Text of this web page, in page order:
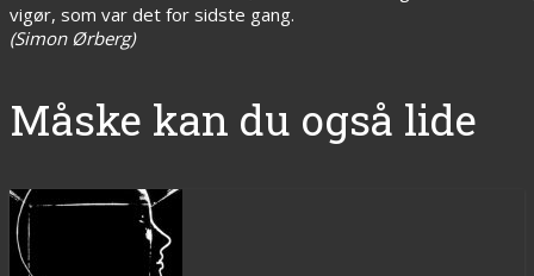
vigør, som var det for sidste gang.
(Simon Ørberg)
Måske kan du også lide